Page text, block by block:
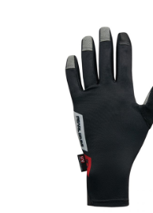
４．使用「AFTEE先享後付」
時審查核予不同之上限額度；
請求用戶進行身份認證。
５．嚴禁一人註冊多個帳號或
恩沛科技股份有限公司將有權